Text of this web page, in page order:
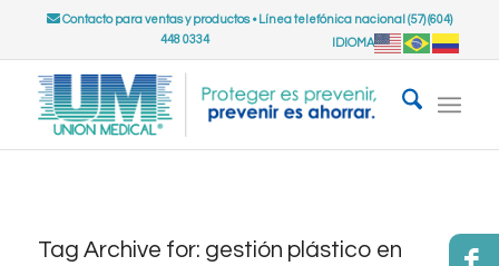
Contacto para ventas y productos• Línea telefónica nacional (57) (604)
448 0334
IDIOMA
Tag Archive for: gestión plástico en